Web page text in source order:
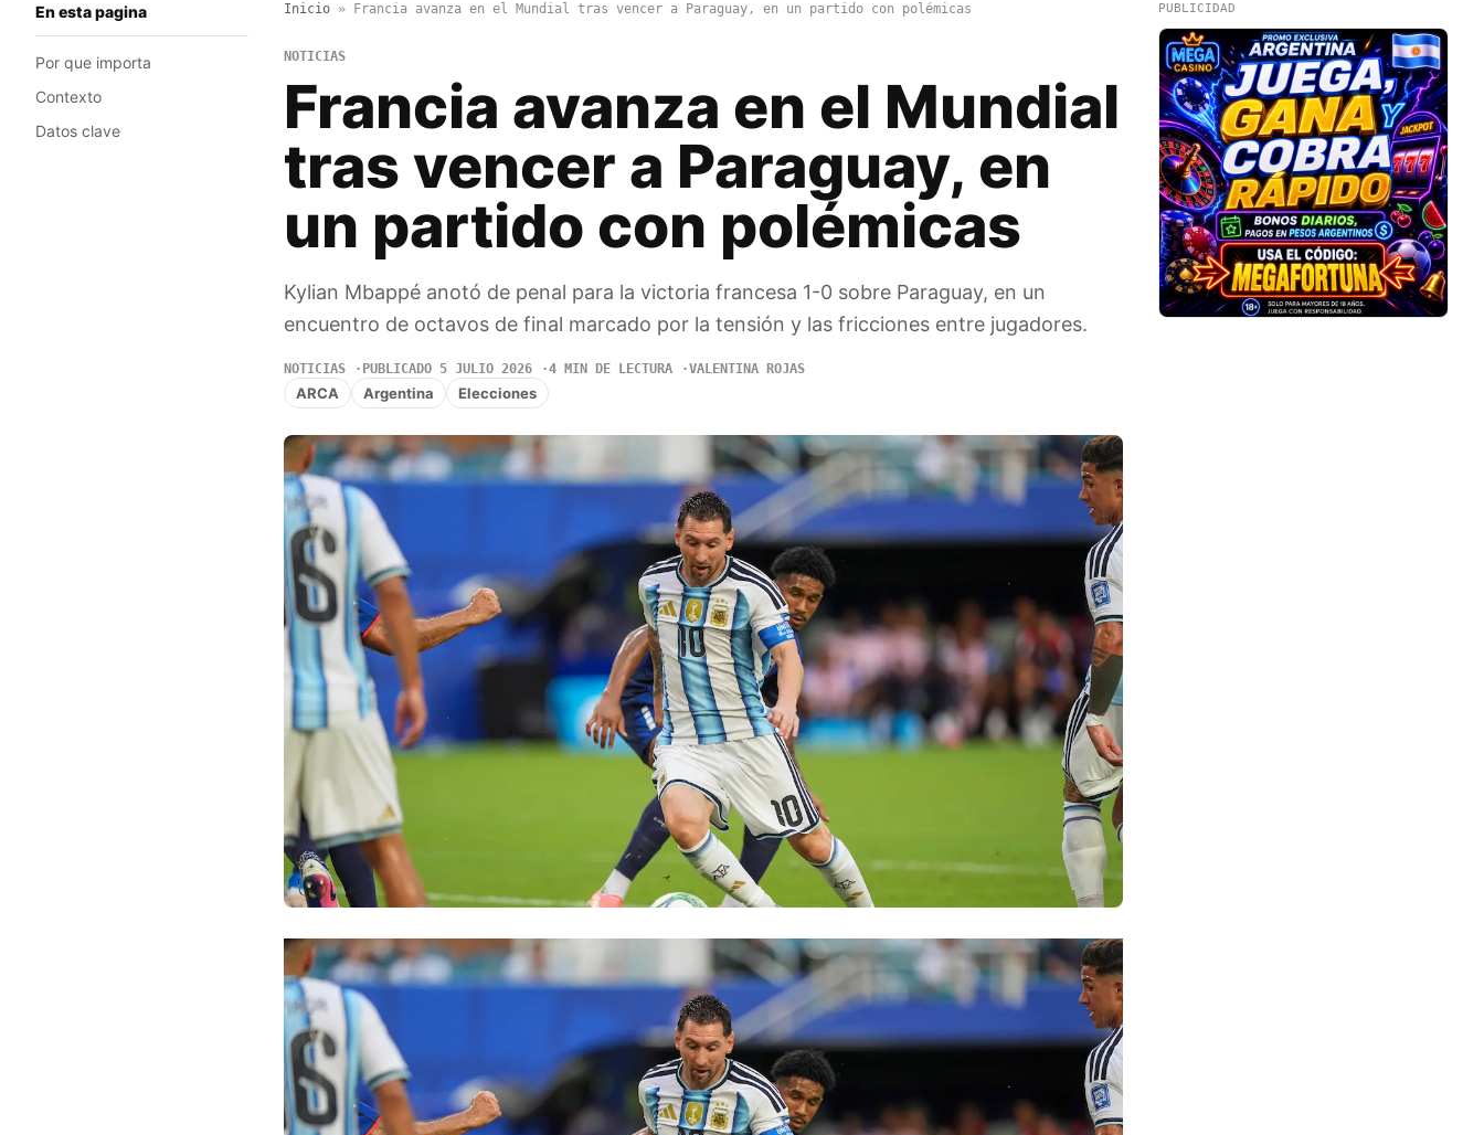
En esta pagina
Por que importa
Contexto
Datos clave
Inicio» Francia avanza en el Mundial tras vencer a Paraguay, en un partido con polémicas
NOTICIAS
Francia avanza en el Mundial
tras vencer a Paraguay, en
un partido con polémicas
Kylian Mbappé anotó de penal para la victoria francesa 1-0 sobre Paraguay, en un
encuentro de octavos de final marcado por la tensión y las fricciones entre jugadores.
NOTICIAS PUBLICADO 5 JULIO 2026 4 MIN DE LECTURA VALENTINA ROJAS
ARCA Argentina Elecciones
PUBLICIDAD